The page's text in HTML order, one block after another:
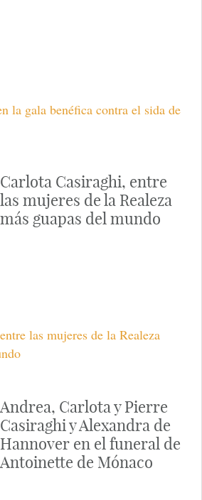
la gala benéfica contra el sida de
Carlota Casiraghi, entre
las mujeres de la Realeza
más guapas del mundo
las mujeres de la Realeza
Andrea, Carlota y Pierre
Casiraghi y Alexandra de
Hannover en el funeral de
Antoinette de Mónaco